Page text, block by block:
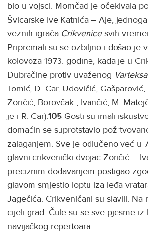
bio u vojsci. Momčad je očekivala
Švicarske Ive Katnića – Aje,
veznih igrača Crikvenicesvih
Pripremali su se ozbiljno i došao je
kolovoza 1973. godine, kada je u
Dubračine protiv uvaženog Varteksa
Tomić, D. Car, Udovičić,
Zoričić, Borovčak , Ivančić, M.
je i R. Car).105 Gosti su imali
domaćin se suprotstavio
zalaganjem. Sve je odlučeno već u
glavni crikvenički dvojac Zoričić –
preciznim dodavanjem postigao
glavom smjestio loptu iza leđa
Jagečića. Crikveničani su slavili. Na
cijeli grad. Čule su se sve pjesme iz
navijačkog repertoara.